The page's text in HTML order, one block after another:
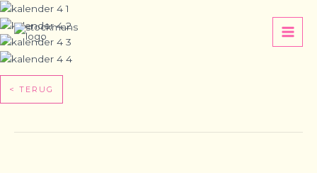
Spring
naar
de
inhoud
< TERUG